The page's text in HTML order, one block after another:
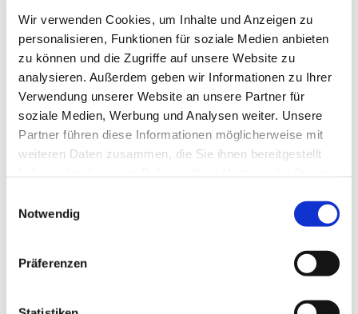
Wir verwenden Cookies, um Inhalte und Anzeigen zu
personalisieren, Funktionen für soziale Medien anbieten
zu können und die Zugriffe auf unsere Website zu
analysieren. Außerdem geben wir Informationen zu Ihrer
Verwendung unserer Website an unsere Partner für
soziale Medien, Werbung und Analysen weiter. Unsere
Partner führen diese Informationen möglicherweise mit
weiteren Daten zusammen, die Sie ihnen bereitgestellt
Notwendig
Präferenzen